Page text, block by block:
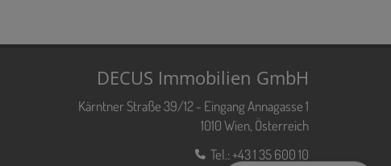
DECUS Immobilien GmbH
Kärntner Straße 39/12 - Eingang Annagasse 1
1010 Wien, Österreich
Tel.:+43 1 35 600 10